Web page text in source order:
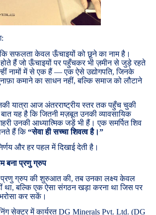
सफलता केवल ऊँचाइयों को छूने का नाम है।
हैं जो ऊँचाइयों पर पहुँचकर भी ज़मीन से जुड़े रहते
नामों में से एक हैं — एक ऐसे उद्योगपति, जिनके
कमाने का साधन नहीं, बल्कि समाज को लौटाने
यात्रा आज अंतरराष्ट्रीय स्तर तक पहुँच चुकी
यह है कि जितनी मज़बूत उनकी व्यावसायिक
उनकी आध्यात्मिक जड़ें भी हैं। एक समर्पित शिव
हैं कि“सेवा ही सच्चा शिवत्व है।”
और हर पहल में दिखाई देती है।
बना प्रणु ग्रुप
प्रणु ग्रुप की शुरुआत की, तब उनका लक्ष्य केवल
था, बल्कि एक ऐसा संगठन खड़ा करना था जिस पर
कर सकें।
सेक्टर में कार्यरत DG Minerals Pvt. Ltd. (DG